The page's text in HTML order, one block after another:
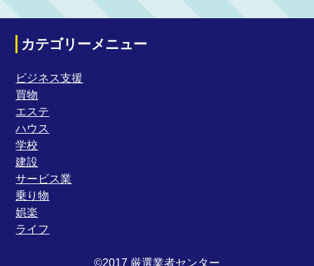
カテゴリーメニュー
ビジネス支援
買物
エステ
ハウス
学校
建設
サービス業
乗り物
娯楽
ライフ
©2017 厳選業者センター